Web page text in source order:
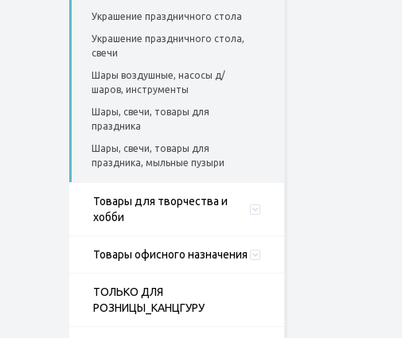
Украшение праздничного стола
Украшение праздничного стола,
свечи
Шары воздушные, насосы д/
шаров, инструменты
Шары, свечи, товары для
праздника
Шары, свечи, товары для
праздника, мыльные пузыри
Товары для творчества и
хобби
Товары офисного назначения
ТОЛЬКО ДЛЯ
РОЗНИЦЫ_КАНЦГУРУ